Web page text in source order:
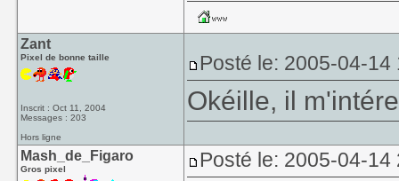
Zant
Pixel de bonne taille
Inscrit : Oct 11, 2004
Messages : 203
Hors ligne
Posté le: 2005-04-14
Okéille, il
Mash_de_Figaro
Gros pixel Posté le: 2005-04-14